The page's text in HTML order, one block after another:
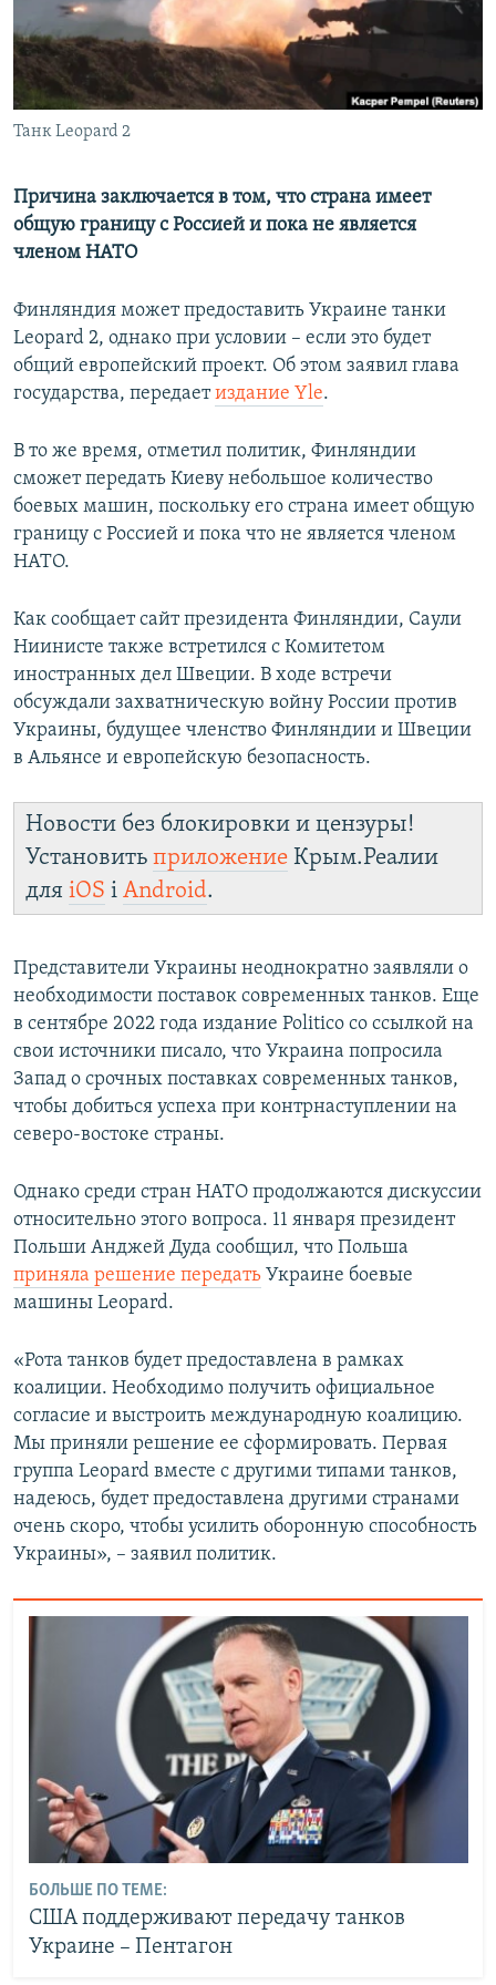
ПОБЕДИТЕЛЕЙ НЕ СУДЯТ?
КРЫМ.НЕПОКОРЕННЫЙ
ELIFBE
УКРАИНСКАЯ ПРОБЛЕМА КРЫМА
ПРИСОЕДИНЯЙТЕСЬ!
Танк Leopard 2
Причина заключается в том, что страна имеет
общую границу с Россией и пока не является
членом НАТО
Финляндия может предоставить Украине танки
Leopard 2, однако при условии – если это будет
общий европейский проект. Об этом заявил глава
государства, передаетиздание Yle.
В то же время, отметил политик, Финляндии
сможет передать Киеву небольшое количество
боевых машин, поскольку его страна имеет общую
границу с Россией и пока что не является членом
НАТО.
Как сообщает сайт президента Финляндии, Саули
Ниинисте также встретился с Комитетом
иностранных дел Швеции. В ходе встречи
обсуждали захватническую войну России против
Украины, будущее членство Финляндии и Швеции
в Альянсе и европейскую безопасность.
Новости без блокировки и цензуры!
Установить приложение Крым.Реалии
для iOS і Android.
Представители Украины неоднократно заявляли о
необходимости поставок современных танков. Еще
в сентябре 2022 года издание Politico со ссылкой на
свои источники писало, что Украина попросила
Запад о срочных поставках современных танков,
чтобы добиться успеха при контрнаступлении на
северо-востоке страны.
Однако среди стран НАТО продолжаются дискуссии
относительно этого вопроса. 11 января президент
Польши Анджей Дуда сообщил, что Польша
приняла решение передать Украине боевые
машины Leopard.
«Рота танков будет предоставлена в рамках
коалиции. Необходимо получить официальное
согласие и выстроить международную коалицию.
Мы приняли решение ее сформировать. Первая
группа Leopard вместе с другими типами танков,
надеюсь, будет предоставлена другими странами
очень скоро, чтобы усилить оборонную способность
Украины», – заявил политик.
БОЛЬШЕ ПО ТЕМЕ:
США поддерживают передачу танков
Украине – Пентагон